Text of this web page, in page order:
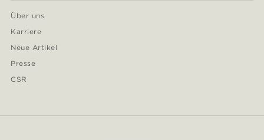
Über uns
Karriere
Neue Artikel
Presse
CSR